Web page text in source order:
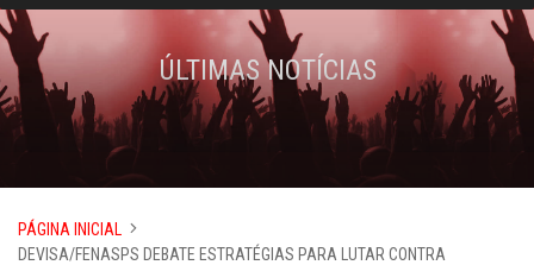
ÚLTIMAS NOTÍCIAS
PÁGINA INICIAL
DEVISA/FENASPS DEBATE ESTRATÉGIAS PARA LUTAR CONTRA